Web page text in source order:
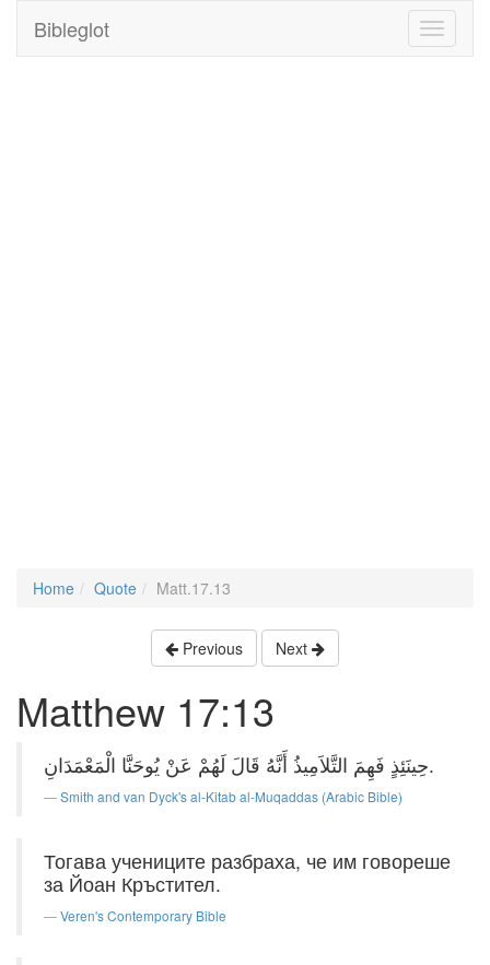
Toggle
Bibleglot
Home Quote Matt.17.13
Previous Next
Matthew 17:13
حِينَئِذٍ فَهِمَ التَّلاَمِيذُ أَنَّهُ قَالَ لَهُمْ عَنْ يُوحَنَّا الْمَعْمَدَانِ.
Smith and van Dyck's al-Kitab al-Muqaddas (Arabic Bible)
Тогава учениците разбраха, че им говореше
за Йоан Кръстител.
Veren's Contemporary Bible